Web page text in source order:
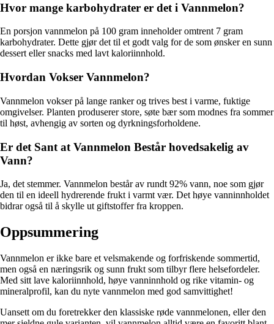
Hvor mange karbohydrater er det i Vannmelon?
En porsjon vannmelon på 100 gram inneholder omtrent 7 gram
karbohydrater. Dette gjør det til et godt valg for de som ønsker en sunn
dessert eller snacks med lavt kaloriinnhold.
Hvordan Vokser Vannmelon?
Vannmelon vokser på lange ranker og trives best i varme, fuktige
omgivelser. Planten produserer store, søte bær som modnes fra sommer
til høst, avhengig av sorten og dyrkningsforholdene.
Er det Sant at Vannmelon Består hovedsakelig av
Vann?
Ja, det stemmer. Vannmelon består av rundt 92% vann, noe som gjør
den til en ideell hydrerende frukt i varmt vær. Det høye vanninnholdet
bidrar også til å skylle ut giftstoffer fra kroppen.
Oppsummering
Vannmelon er ikke bare et velsmakende og forfriskende sommertid,
men også en næringsrik og sunn frukt som tilbyr flere helsefordeler.
Med sitt lave kaloriinnhold, høye vanninnhold og rike vitamin- og
mineralprofil, kan du nyte vannmelon med god samvittighet!
Uansett om du foretrekker den klassiske røde vannmelonen, eller den